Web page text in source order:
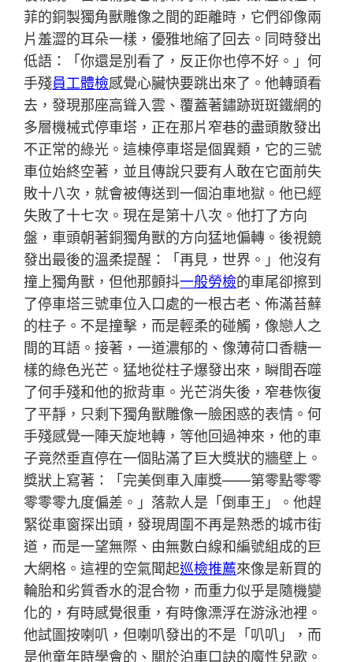
菲的銅製獨角獸雕像之間的距離時，它們卻像兩
片羞澀的耳朵一樣，優雅地縮了回去。同時發出
低語：「你還是別看了，反正你也停不好。」何
手殘員工體檢感覺心臟快要跳出來了。他轉頭看
去，發現那座高聳入雲、覆蓋著鏽跡斑斑鐵網的
多層機械式停車塔，正在那片窄巷的盡頭散發出
不正常的綠光。這棟停車塔是個異類，它的三號
車位始終空著，並且傳說只要有人敢在它面前失
敗十八次，就會被傳送到一個泊車地獄。他已經
失敗了十七次。現在是第十八次。他打了方向
盤，車頭朝著銅獨角獸的方向猛地偏轉。後視鏡
發出最後的溫柔提醒：「再見，世界。」他沒有
撞上獨角獸，但他那顫抖一般勞檢的車尾卻擦到
了停車塔三號車位入口處的一根古老、佈滿苔蘚
的柱子。不是撞擊，而是輕柔的碰觸，像戀人之
間的耳語。接著，一道濃郁的、像薄荷口香糖一
樣的綠色光芒。猛地從柱子爆發出來，瞬間吞噬
了何手殘和他的掀背車。光芒消失後，窄巷恢復
了平靜，只剩下獨角獸雕像一臉困惑的表情。何
手殘感覺一陣天旋地轉，等他回過神來，他的車
子竟然垂直停在一個貼滿了巨大獎狀的牆壁上。
獎狀上寫著：「完美倒車入庫獎——第零點零零
零零零九度偏差。」落款人是「倒車王」。他趕
緊從車窗探出頭，發現周圍不再是熟悉的城市街
道，而是一望無際、由無數白線和編號組成的巨
大網格。這裡的空氣聞起巡檢推薦來像是新買的
輪胎和劣質香水的混合物，而重力似乎是隨機變
化的，有時感覺很重，有時像漂浮在游泳池裡。
他試圖按喇叭，但喇叭發出的不是「叭叭」，而
是他童年時學會的、關於泊車口訣的魔性兒歌。